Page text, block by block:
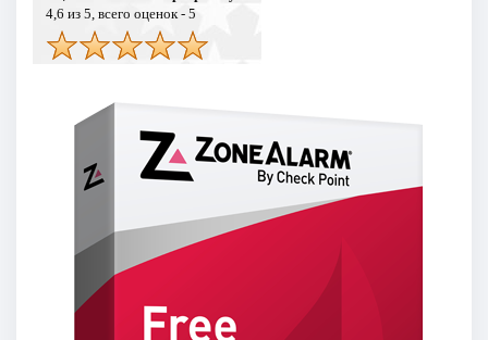
4,6 из 5, всего оценок - 5